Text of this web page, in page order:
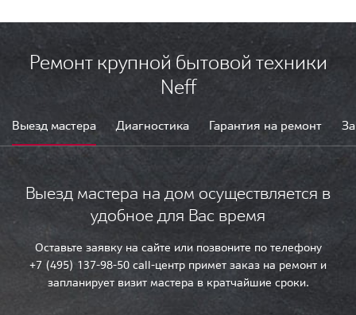
Ремонт крупной бытовой техники
Neff
Выезд мастера Диагностика Гарантия на ремонт
Выезд мастера на дом осуществляется в
удобное для Вас время
Оставьте заявку на сайте или позвоните по телефону
+7 (495) 137-98-50 call-центр примет заказ на ремонт и
запланирует визит мастера в кратчайшие сроки.